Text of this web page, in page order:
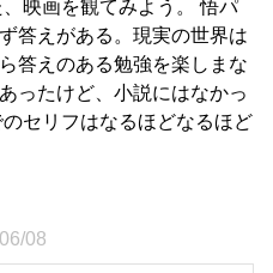
映画を観てみよう。 悟パ
答えがある。現実の世界は
答えのある勉強を楽しまな
ったけど、小説にはなかっ
セリフはなるほどなるほど
08